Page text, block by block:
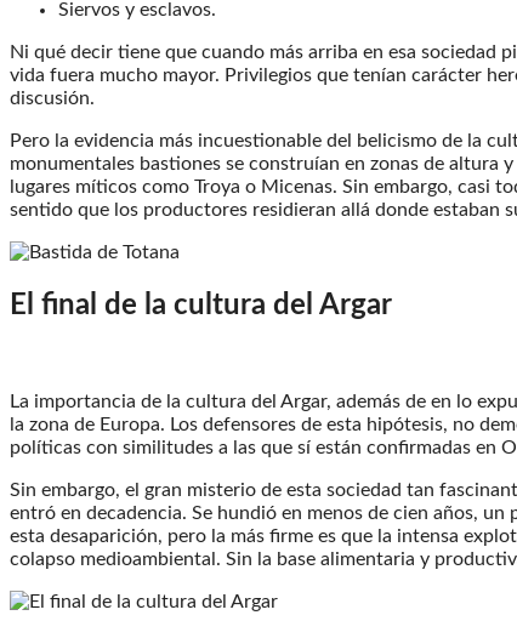
Siervos y esclavos.
Ni qué decir tiene que cuando más arriba en esa sociedad
vida fuera mucho mayor. Privilegios que tenían carácter
discusión.
Pero la evidencia más incuestionable del belicismo de la
monumentales bastiones se construían en zonas de altura
lugares míticos como Troya o Micenas. Sin embargo, casi
sentido que los productores residieran allá donde estaban
El final de la cultura del Argar
La importancia de la cultura del Argar, además de en lo
la zona de Europa. Los defensores de esta hipótesis, no
políticas con similitudes a las que sí están confirmadas en
Sin embargo, el gran misterio de esta sociedad tan
entró en decadencia. Se hundió en menos de cien años,
esta desaparición, pero la más firme es que la intensa
colapso medioambiental. Sin la base alimentaria y